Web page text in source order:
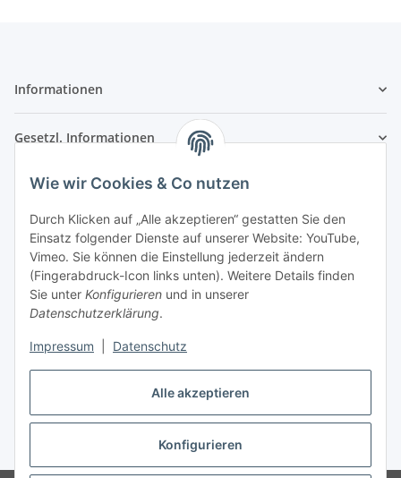
Alle akzeptieren
Konfigurieren
Wie wir Cookies & Co nutzen
Durch Klicken auf „Alle akzeptieren“ gestatten Sie den
Einsatz folgender Dienste auf unserer Website: YouTube,
Vimeo. Sie können die Einstellung jederzeit ändern
(Fingerabdruck-Icon links unten). Weitere Details finden
Sie unter Konfigurieren und in unserer
Datenschutzerklärung.
Impressum Datenschutz
Informationen
Gesetzl. Informationen
Kontaktinformationen
SRTM GmbH
Franz-Kleespies-Str. 27
63762 Großostheim
Deutschland
Telefon: 06026 991961
Fax: 06026 991962
E-Mail: info@srtm.de
Vertrag widerrufen
* Alle Preise inkl. gesetzlicher USt., zzgl.Versand